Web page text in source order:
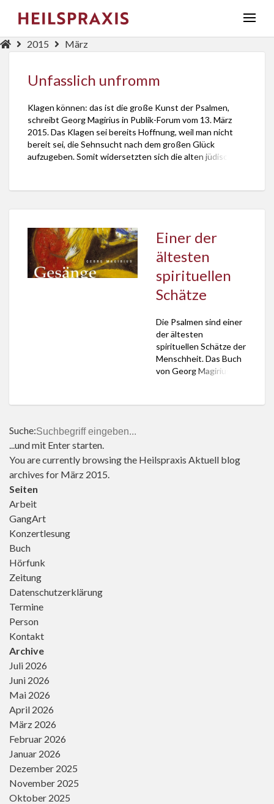
2015 März
Unfasslich unfromm
Klagen können: das ist die große Kunst der Psalmen,
schreibt Georg Magirius in Publik-Forum vom 13. März
2015. Das Klagen sei bereits Hoffnung, weil man nicht
bereit sei, die Sehnsucht nach dem großen Glück
aufzugeben. Somit widersetzten sich die alten jüdischen
Einer der
ältesten
spirituellen
Schätze
Die Psalmen sind einer
der ältesten
spirituellen Schätze der
Menschheit. Das Buch
von Georg Magirius
Suche:
...und mit Enter starten.
You are currently browsing the Heilspraxis Aktuell blog
archives for März 2015.
Seiten
Arbeit
GangArt
Konzertlesung
Buch
Hörfunk
Zeitung
Datenschutzerklärung
Termine
Person
Kontakt
Archive
Juli 2026
Juni 2026
Mai 2026
April 2026
März 2026
Februar 2026
Januar 2026
Dezember 2025
November 2025
Oktober 2025